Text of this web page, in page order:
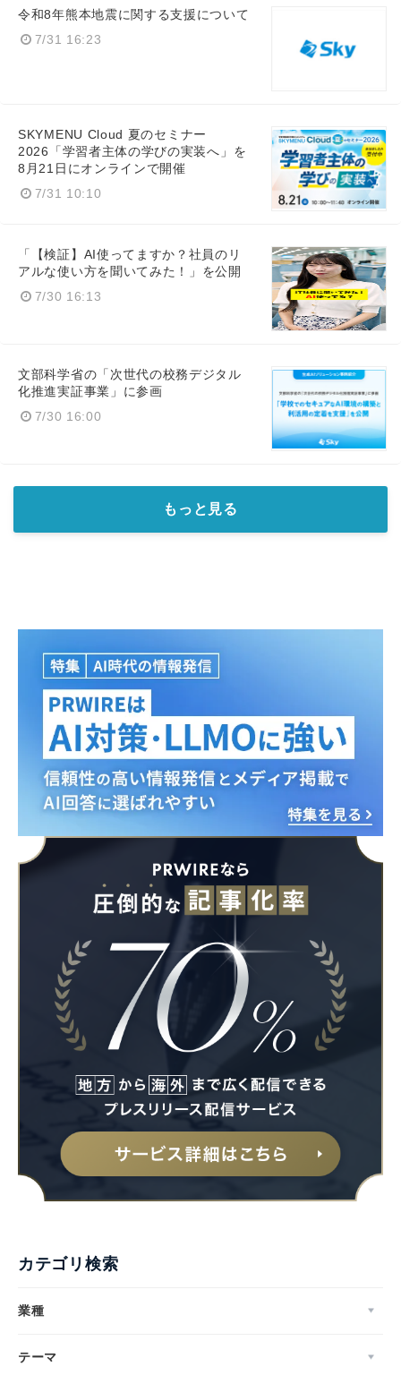
令和8年熊本地震に関する支援について
7/31 16:23
SKYMENU Cloud 夏のセミナー
2026「学習者主体の学びの実装へ」を
8月21日にオンラインで開催
7/31 10:10
「【検証】AI使ってますか？社員のリ
アルな使い方を聞いてみた！」を公開
7/30 16:13
文部科学省の「次世代の校務デジタル
化推進実証事業」に参画
7/30 16:00
もっと見る
カテゴリ検索
業種
テーマ